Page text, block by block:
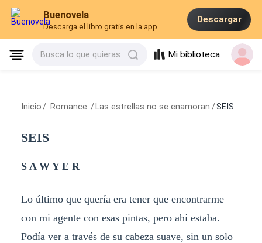
Buenovela
Descarga el libro gratis en la app
Descargar
Busca lo que quieras Mi biblioteca
Inicio / Romance / Las estrellas no se enamoran /SEIS
SEIS
S A W Y E R
Lo último que quería era tener que encontrarme
con mi agente con esas pintas, pero ahí estaba.
Podía ver a través de su cabeza suave, sin un solo